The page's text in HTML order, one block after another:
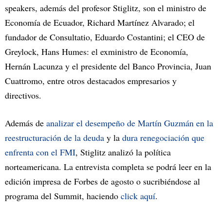
speakers, además del profesor Stiglitz, son el ministro de
Economía de Ecuador, Richard Martínez Alvarado; el
fundador de Consultatio, Eduardo Costantini; el CEO de
Greylock, Hans Humes: el exministro de Economía,
Hernán Lacunza y el presidente del Banco Provincia, Juan
Cuattromo, entre otros destacados empresarios y
directivos.
Además de analizar el desempeño de Martín Guzmán en la
reestructuración de la deuda y la dura renegociación que
enfrenta con el FMI, Stiglitz analizó la política
norteamericana. La entrevista completa se podrá leer en la
edición impresa de Forbes de agosto o sucribiéndose al
programa del Summit, haciendo click aquí.